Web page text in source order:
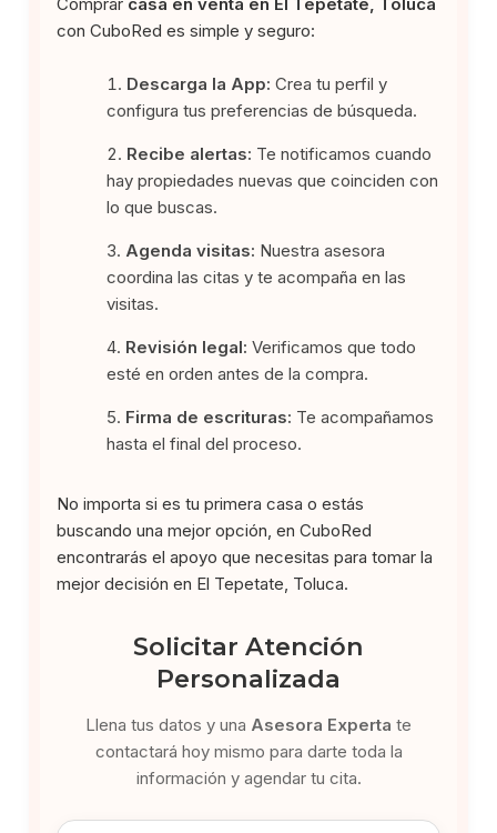
con CuboRed es simple y seguro:
Descarga la App: Crea tu perfil y
configura tus preferencias de búsqueda.
Recibe alertas: Te notificamos cuando
hay propiedades nuevas que coinciden con
lo que buscas.
Agenda visitas: Nuestra asesora
coordina las citas y te acompaña en las
visitas.
Revisión legal: Verificamos que todo
esté en orden antes de la compra.
Firma de escrituras: Te acompañamos
hasta el final del proceso.
No importa si es tu primera casa o estás
buscando una mejor opción, en CuboRed
encontrarás el apoyo que necesitas para tomar la
mejor decisión en El Tepetate, Toluca.
Solicitar Atención
Personalizada
Llena tus datos y una Asesora Experta te
contactará hoy mismo para darte toda la
información y agendar tu cita.